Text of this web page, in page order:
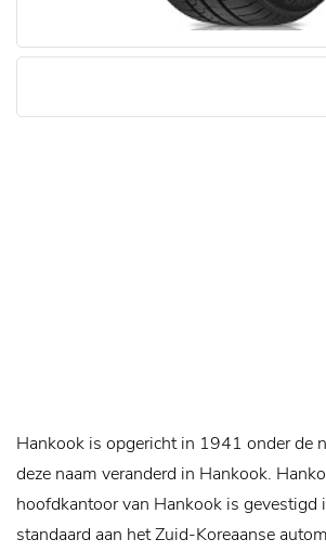
Hankook is opgericht in 1941 onder de
deze naam veranderd in Hankook.
hoofdkantoor van Hankook is gevestigd
standaard aan het Zuid-Koreaanse